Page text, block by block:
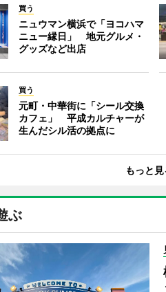
買う
ニュウマン横浜で「ヨコハマ
ニュー縁日」 地元グルメ・
グッズなど出店
買う
元町・中華街に「シール交換
カフェ」 平成カルチャーが
生んだシル活の拠点に
もっと見
ぶ